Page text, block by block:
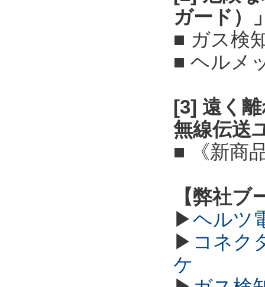
ガード）
■ ガス検
■ ヘルメ
[3] 遠く
無線伝送
■ 《新商
【弊社
▶ヘルツ
▶ コネク
ケ